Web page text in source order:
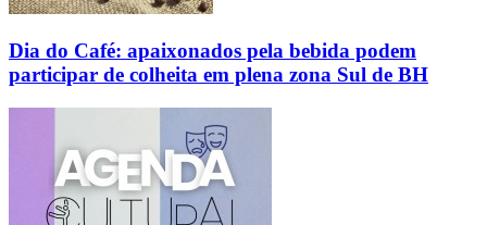
Dia do Café: apaixonados pela bebida podem
participar de colheita em plena zona Sul de BH